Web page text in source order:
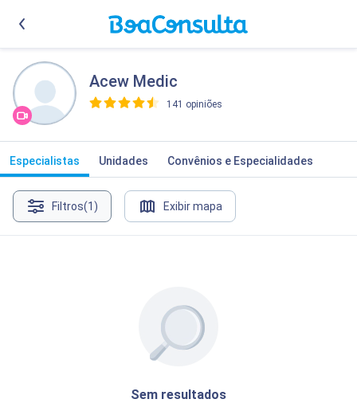
Acew Medic
141 opiniões
Especialistas Unidades Convênios e Especialidades
Filtros(1) Exibir mapa
Sem resultados